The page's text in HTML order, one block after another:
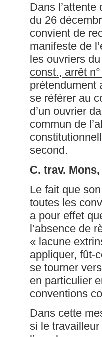
Dans l’attente
du 26
convient de
manifeste de
les ouvriers
const., arrêt
prétendument
se référer au
d’un ouvrier
commun de
second.
C. trav.
Le fait que
toutes les
a pour effet
l’absence de
« lacune
appliquer, fût-
se tourner
en particulier
conventions
Dans cette
si le